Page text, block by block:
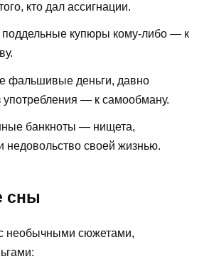
кто дал ассигнации.
купюры кому-либо — к
фальшивые деньги, давно
— к самообману.
банкноты — нищета,
недовольство своей жизнью.
сны
необычными сюжетами,